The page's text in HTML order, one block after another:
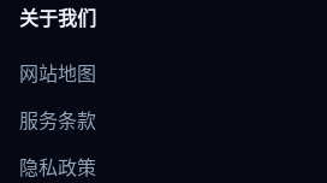
关于我们
网站地图
服务条款
隐私政策